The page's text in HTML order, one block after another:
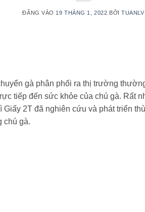
ĐĂNG VÀO 19 THÁNG 1, 2022 BỞITUANLV
gà phân phối ra thị trường
tiếp đến sức khỏe của chú gà. Rất
2T đã nghiên cứu và phát triển
chú gà.